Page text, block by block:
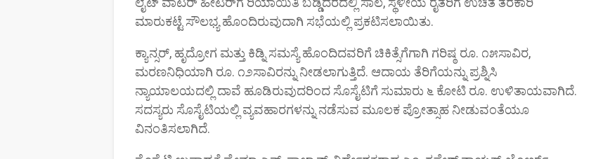
ಮಾರುಕಟ್ಟೆ ಸೌಲಭ್ಯ ಹೊಂದಿರುವುದಾಗಿ ಸಭೆಯಲ್ಲಿ ಪ್ರಕಟಿಸಲಾಯಿತು.
ಕ್ಯಾನ್ಸರ್, ಹೃದ್ರೋಗ ಮತ್ತು ಕಿಡ್ನಿ ಸಮಸ್ಯೆ ಹೊಂದಿದವರಿಗೆ ಚಿಕಿತ್ಸೆಗೆಗಾಗಿ ಗರಿಷ್ಠ ರೂ. ೧೫ಸಾವಿರ,
ಮರಣನಿಧಿಯಾಗಿ ರೂ. ೧೨ಸಾವಿರನ್ನು ನೀಡಲಾಗುತ್ತಿದೆ. ಆದಾಯ ತೆರಿಗೆಯನ್ನು ಪ್ರಶ್ನಿಸಿ
ನ್ಯಾಯಾಲಯದಲ್ಲಿ ದಾವೆ ಹೂಡಿರುವುದರಿಂದ ಸೊಸೈಟಿಗೆ ಸುಮಾರು ೬ ಕೋಟಿ ರೂ. ಉಳಿತಾಯವಾಗಿದೆ.
ಸದಸ್ಯರು ಸೊಸೈಟಿಯಲ್ಲಿ ವ್ಯವಹಾರಗಳನ್ನು ನಡೆಸುವ ಮೂಲಕ ಪ್ರೋತ್ಸಾಹ ನೀಡುವಂತೆಯೂ
ವಿನಂತಿಸಲಾಗಿದೆ.